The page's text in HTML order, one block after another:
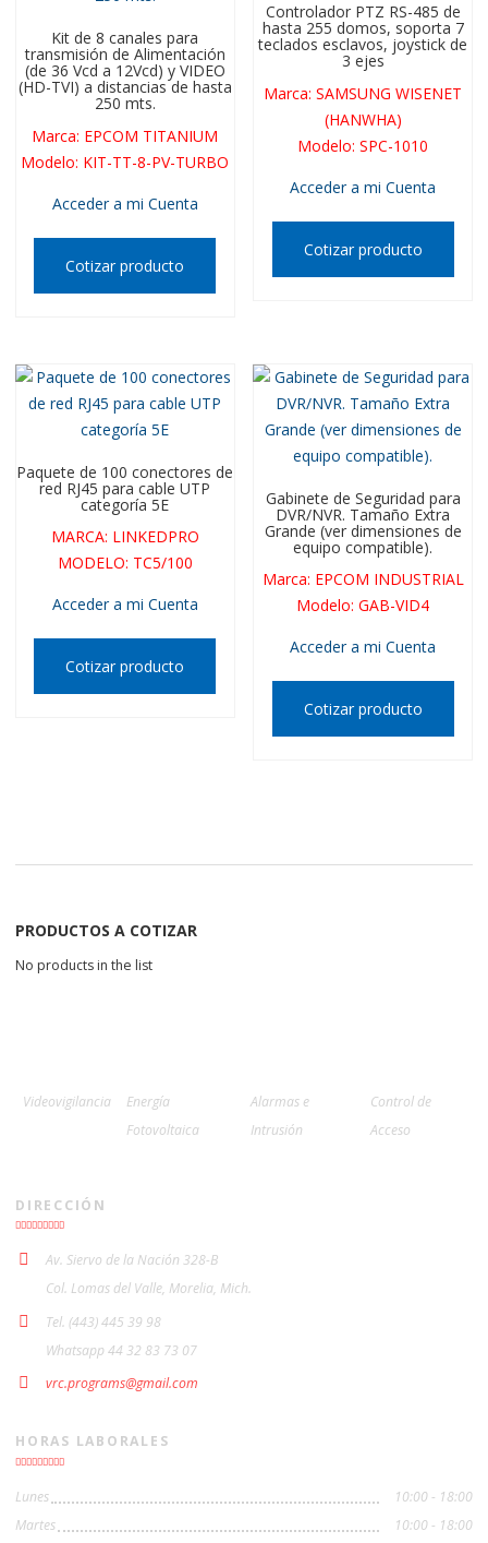
Kit de 8 canales para
transmisión de Alimentación
(de 36 Vcd a 12Vcd) y VIDEO
(HD-TVI) a distancias de hasta
250 mts.
Marca: EPCOM TITANIUM
Modelo: KIT-TT-8-PV-TURBO
Acceder a mi Cuenta
Cotizar producto
Controlador PTZ RS-485 de
hasta 255 domos, soporta 7
teclados esclavos, joystick de
3 ejes
Marca:SAMSUNG WISENET
(HANWHA)
Modelo:SPC-1010
Acceder a mi Cuenta
Cotizar producto
Paquete de 100 conectores de
red RJ45 para cable UTP
categoría 5E
MARCA: LINKEDPRO
MODELO: TC5/100
Acceder a mi Cuenta
Cotizar producto
Gabinete de Seguridad para
DVR/NVR. Tamaño Extra
Grande (ver dimensiones de
equipo compatible).
Marca: EPCOM INDUSTRIAL
Modelo:GAB-VID4
Acceder a mi Cuenta
Cotizar producto
PRODUCTOS A COTIZAR
No products in the list
Videovigilancia
Energía
Fotovoltaica
Alarmas e
Intrusión
Control de
Acceso
DIRECCIÓN
Av. Siervo de la Nación 328-B
Col. Lomas del Valle, Morelia, Mich.
Tel. (443) 445 39 98
Whatsapp 44 32 83 73 07
vrc.programs@gmail.com
HORAS LABORALES
Lunes
10:00 - 18:00
Martes
10:00 - 18:00